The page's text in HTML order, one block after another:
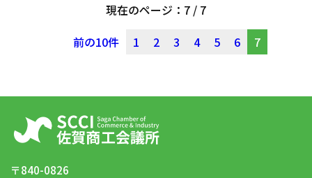
現在のページ：7 / 7
前の10件
1 2 3 4 5 6 7
〒840-0826